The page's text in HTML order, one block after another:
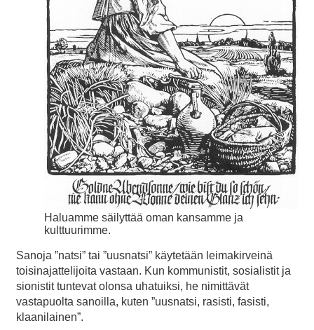
Haluamme säilyttää oman kansamme ja
kulttuurimme.
Sanoja ”natsi” tai ”uusnatsi” käytetään leimakirveinä
toisinajattelijoita vastaan. Kun kommunistit, sosialistit ja
sionistit tuntevat olonsa uhatuiksi, he nimittävät
vastapuolta sanoilla, kuten ”uusnatsi, rasisti, fasisti,
klaanilainen”.